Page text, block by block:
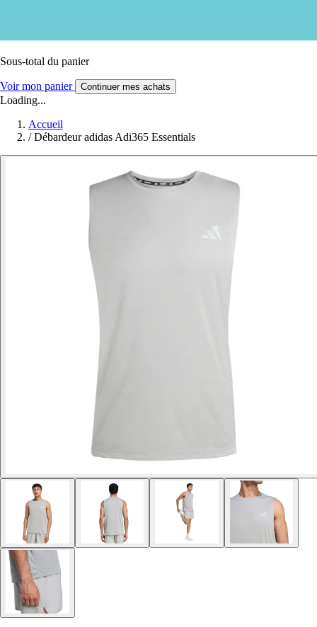
Sous-total du panier
Voir mon panier Continuer mes achats
Loading...
Accueil
/ Débardeur adidas Adi365 Essentials